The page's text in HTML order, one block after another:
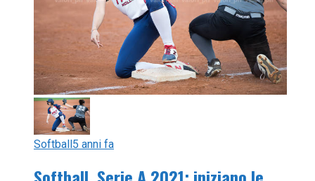
Softball5 anni fa